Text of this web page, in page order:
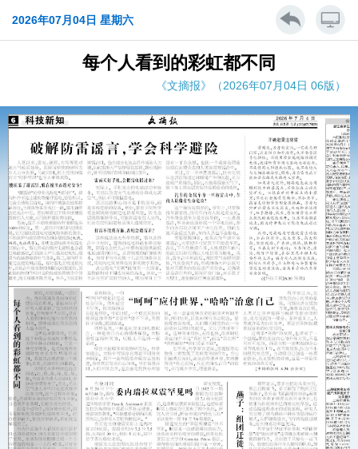
2026年07月04日 星期六
每个人看到的彩虹都不同
《文摘报》（2026年07月04日 06版）